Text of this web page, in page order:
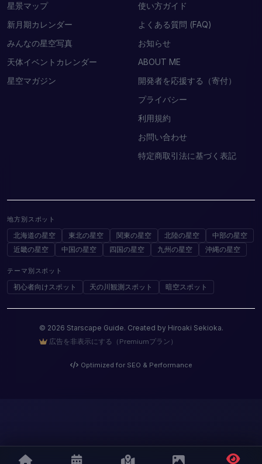
星景マップ
新月期カレンダー
みんなの星空写真
天体イベントカレンダー
星空マガジン
使い方ガイド
よくある質問 (FAQ)
お知らせ
ABOUT ME
開発者を応援する（寄付）
プライバシー
利用規約
お問い合わせ
特定商取引法に基づく表記
地方別スポット
北海道の星空 東北の星空 関東の星空 北陸の星空
中部の星空
近畿の星空
中国の星空 四国の星空 九州の星空 沖縄の星空
テーマ別スポット
初心者向けスポット 天の川観測スポット 暗空スポット
© 2026 Starscape Guide. Created by Hiroaki Sekioka.
広告を非表示にする（Premiumプラン）
Optimized for SEO & Performance